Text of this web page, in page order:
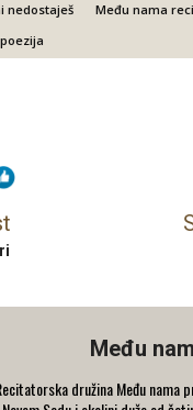
nedostaješ
Među nama
poezija
Među
družina Među nama